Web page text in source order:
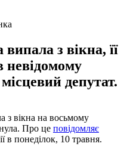
з вікна, її
невідомому
депутат.
з вікна на восьмому
Про це повідомляє
в понеділок, 10 травня.